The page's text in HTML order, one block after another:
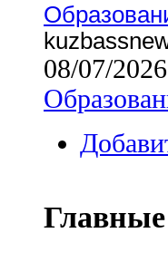
08/07/2026